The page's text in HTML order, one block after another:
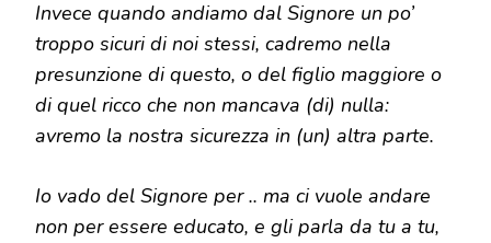
Invece quando andiamo dal Signore un po’
troppo sicuri di noi stessi, cadremo nella
presunzione di questo, o del figlio maggiore o
di quel ricco che non mancava (di) nulla:
avremo la nostra sicurezza in (un) altra parte.
Io vado del Signore per .. ma ci vuole andare
non per essere educato, e gli parla da tu a tu,